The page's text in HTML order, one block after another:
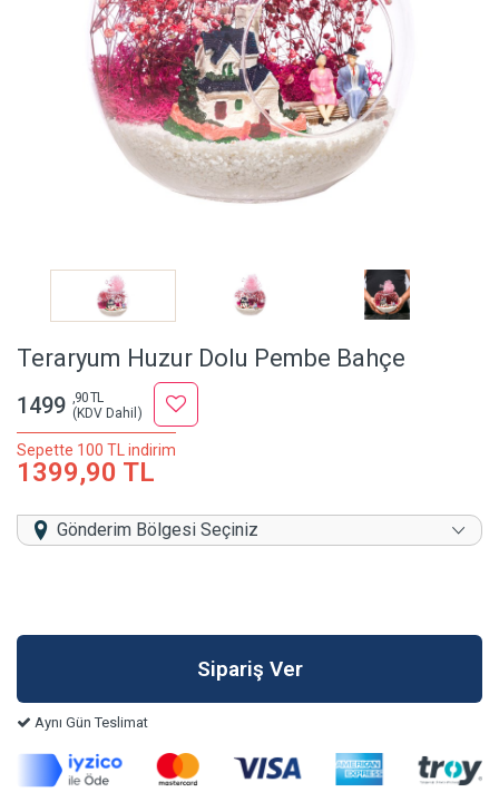
Teraryum Huzur Dolu Pembe Bahçe
1499 ,90 TL
(KDV Dahil)
Sepette 100 TL indirim
1399,90 TL
Gönderim Bölgesi Seçiniz
Aynı Gün Teslimat